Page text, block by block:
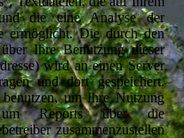
die eine Analyse der
ermöglicht. Die durch den
Ihre Benutzung dieser
wird an einen Server
und dort gespeichert.
um Ihre Nutzung
um Reports über die
zusammenzustellen